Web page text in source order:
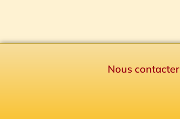
Nous contacter